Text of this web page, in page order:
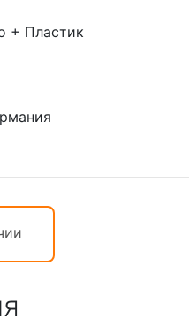
+ Пластик